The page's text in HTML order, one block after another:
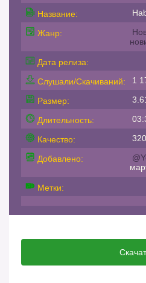
Название:
Жанр:
Дата релиза:
Слушали/Скачиваний:
1
Размер:
Длительность:
Качество:
Добавлено:
Метки: